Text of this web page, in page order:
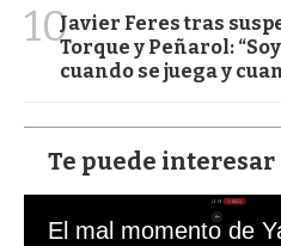
10Javier Feres tras
Torque y Peñarol:
cuando se juega y
Te puede interesar